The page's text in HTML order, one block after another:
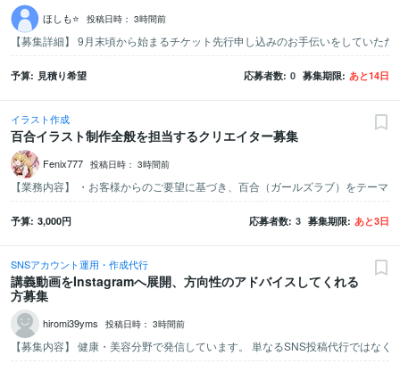
ほしも⭐️ 投稿日時： 3時間前
予算 見積り希望 応募者数 0 募集期限 あと14日
イラスト作成
百合イラスト制作全般を担当するクリエイター募集
Fenix777 投稿日時： 3時間前
予算 3,000円 応募者数 3 募集期限 あと3日
SNSアカウント運用・作成代行
講義動画をInstagramへ展開、方向性のアドバイスしてくれる
方募集
hiromi39yms 投稿日時： 3時間前